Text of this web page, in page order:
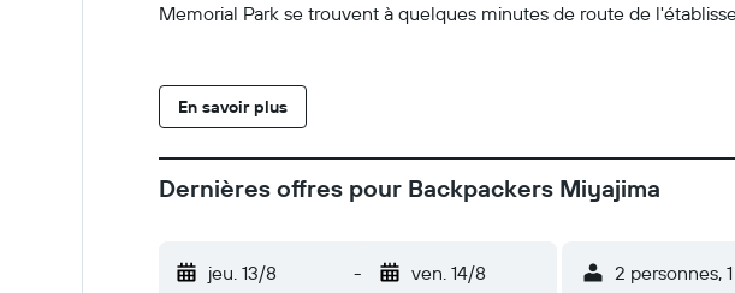
Memorial Park se trouvent à quelques minutes de route de
En savoir plus
Dernières offres pour Backpackers Miyajima
jeu. 13/8 - ven. 14/8 2 personnes,